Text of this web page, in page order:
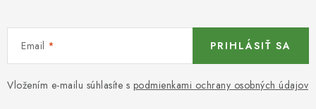
Email
Vložením e-mailu súhlasíte s podmienkami ochrany osobných údajov
PRIHLÁSIŤ SA